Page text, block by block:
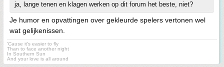
ja, lange tenen en klagen werken op dit forum het beste, niet?
Je humor en opvattingen over gekleurde spelers vertonen wel
wat gelijkenissen.
'Cause it's easier to fly
Than to face another night
In Southern Sun
And your love is all around